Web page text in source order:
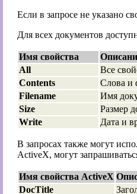
Если в запросе не указано
Для всех документов
Имя свойства
All
Все
Contents
Слова и
Filename
Имя
Size
Размер
Write
Дата и
В запросах также могут
ActiveX, могут
Имя свойства ActiveX
DocTitle